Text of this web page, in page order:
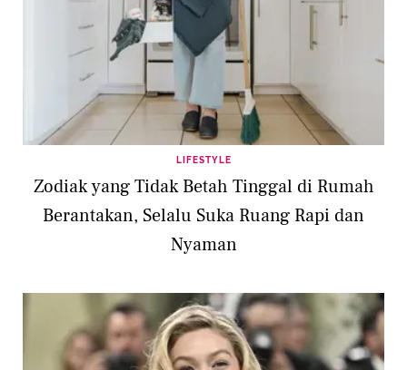
LIFESTYLE
Zodiak yang Tidak Betah Tinggal di Rumah
Berantakan, Selalu Suka Ruang Rapi dan
Nyaman